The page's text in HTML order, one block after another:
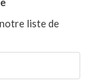
liste de